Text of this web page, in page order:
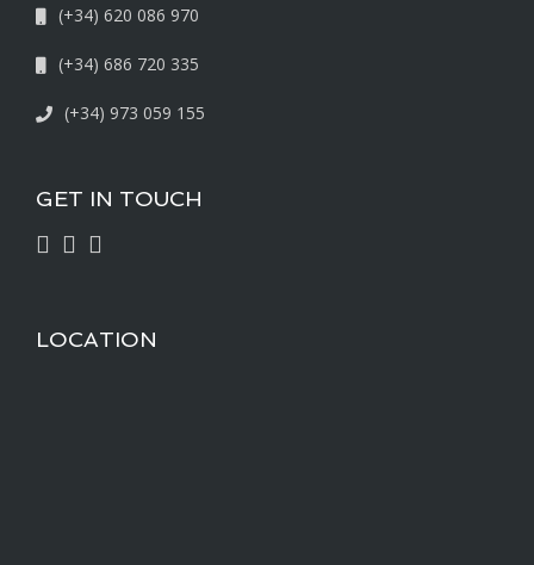
(+34) 620 086 970
(+34) 686 720 335
(+34) 973 059 155
GET IN TOUCH
LOCATION